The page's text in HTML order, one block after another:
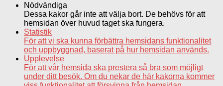
Nödvändiga
Dessa kakor går inte att välja bort. De behövs för att
hemsidan över huvud taget ska fungera.
Statistik
För att vi ska kunna förbättra hemsidans funktionalitet
och uppbyggnad, baserat på hur hemsidan används.
Upplevelse
För att vår hemsida ska prestera så bra som möjligt
under ditt besök. Om du nekar de här kakorna kommer